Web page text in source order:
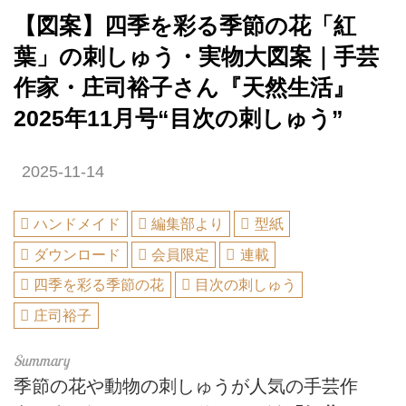
【図案】四季を彩る季節の花「紅
葉」の刺しゅう・実物大図案｜手芸
作家・庄司裕子さん『天然生活』
2025年11月号“目次の刺しゅう”
2025-11-14
ハンドメイド 編集部より
型紙
ダウンロード
会員限定
連載
四季を彩る季節の花
目次の刺しゅう
庄司裕子
季節の花や動物の刺しゅうが人気の手芸作